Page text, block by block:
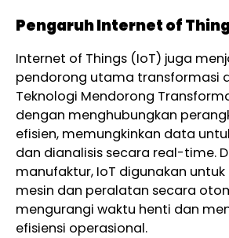
Pengaruh Internet of
Internet of Things (IoT) juga
pendorong utama transformasi
Teknologi Mendorong
dengan menghubungkan
efisien, memungkinkan data
dan dianalisis secara real-time.
manufaktur, IoT digunakan
mesin dan peralatan secara
mengurangi waktu henti dan
efisiensi operasional.